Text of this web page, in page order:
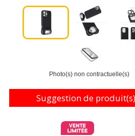
Photo(s) non contractuelle(s)
Suggestion de